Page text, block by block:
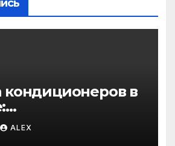
кондиционеров в
услуги
авто
ALEX